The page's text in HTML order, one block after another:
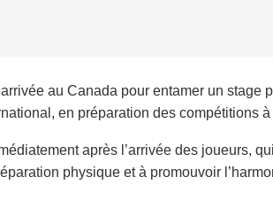
au Canada pour entamer un stage
en préparation des compétitions à
après l’arrivée des joueurs,
physique et à promouvoir